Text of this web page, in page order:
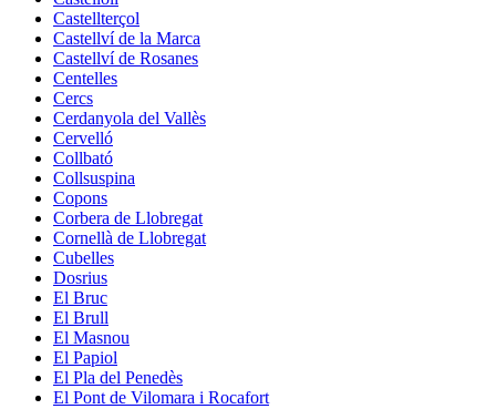
Castellterçol
Castellví de la Marca
Castellví de Rosanes
Centelles
Cercs
Cerdanyola del Vallès
Cervelló
Collbató
Collsuspina
Copons
Corbera de Llobregat
Cornellà de Llobregat
Cubelles
Dosrius
El Bruc
El Brull
El Masnou
El Papiol
El Pla del Penedès
El Pont de Vilomara i Rocafort